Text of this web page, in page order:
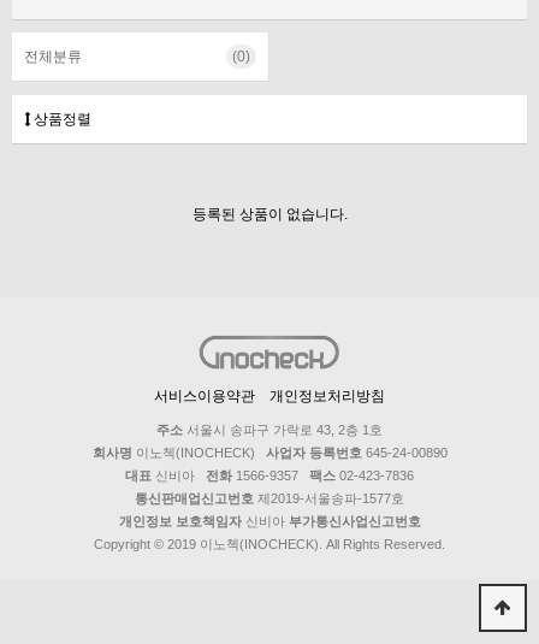
전체분류 (0)
상품정렬
등록된 상품이 없습니다.
서비스이용약관 개인정보처리방침
주소 서울시 송파구 가락로 43, 2층 1호
회사명 이노첵(INOCHECK) 사업자 등록번호 645-24-00890
대표 신비아 전화 1566-9357 팩스 02-423-7836
통신판매업신고번호 제2019-서울송파-1577호
개인정보 보호책임자신비아 부가통신사업신고번호
Copyright © 2019 이노첵(INOCHECK). All Rights Reserved.